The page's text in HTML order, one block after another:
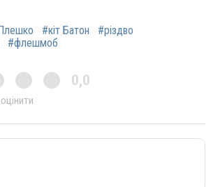
#кіт Батон
#різдво
#флешмоб
0,0